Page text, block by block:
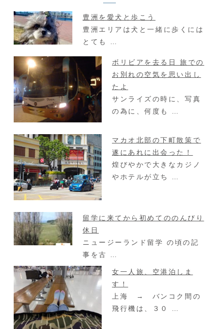
豊洲を愛犬と歩こう
豊洲エリアは犬と一緒に歩くには
とても …
ボリビアを去る日 旅での
お別れの空気を思い出し
たよ
サンライズの時に、写真
の為に、何度も …
マカオ北部の下町散策で
遂にあれに出会った！
煌びやかで大きなカジノ
やホテルが立ち …
留学に来てから初めてののんびり
休日
ニュージーランド留学 の頃の記
事を古 …
女一人旅、空港泊しま
す！
上海 → バンコク間の
飛行機は、３０ …